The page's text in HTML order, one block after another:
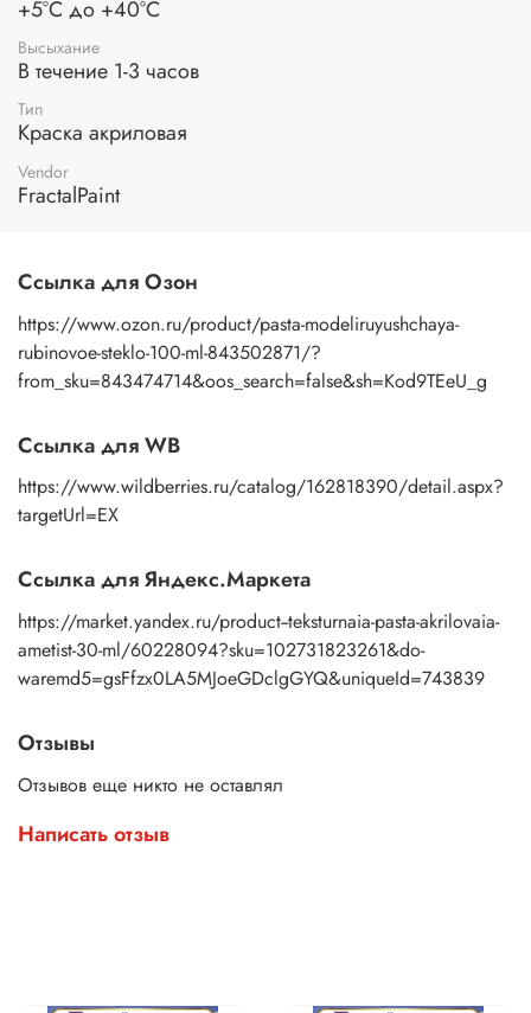
+5°С до +40°С
Высыхание
В течение 1-3 часов
Тип
Краска акриловая
Vendor
FractalPaint
Ссылка для Озон
https://www.ozon.ru/product/pasta-modeliruyushchaya-
rubinovoe-steklo-100-ml-843502871/?
from_sku=843474714&oos_search=false&sh=Kod9TEeU_g
Ссылка для WB
https://www.wildberries.ru/catalog/162818390/detail.aspx?
targetUrl=EX
Ссылка для Яндекс.Маркета
https://market.yandex.ru/product--teksturnaia-pasta-akrilovaia-
ametist-30-ml/60228094?sku=102731823261&do-
waremd5=gsFfzx0LA5MJoeGDclgGYQ&uniqueId=743839
Отзывы
Отзывов еще никто не оставлял
Написать отзыв